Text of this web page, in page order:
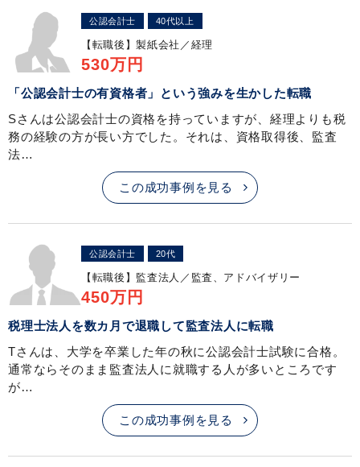
公認会計士 40代以上
【転職後】製紙会社／経理
530万円
「公認会計士の有資格者」という強みを生かした転職
Sさんは公認会計士の資格を持っていますが、経理よりも税
務の経験の方が長い方でした。それは、資格取得後、監査
法…
この成功事例を見る
公認会計士 20代
【転職後】 監査法人／監査、アドバイザリー
450万円
税理士法人を数カ月で退職して監査法人に転職
Tさんは、大学を卒業した年の秋に公認会計士試験に合格。
通常ならそのまま監査法人に就職する人が多いところです
が…
この成功事例を見る